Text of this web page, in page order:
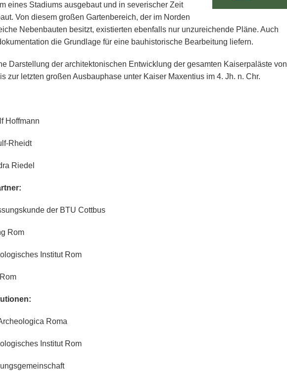
eines Stadiums ausgebaut und in severischer Zeit
Von diesem großen Gartenbereich, der im Norden
Nebenbauten besitzt, existierten ebenfalls nur unzureichende Pläne. Auch
die Grundlage für eine bauhistorische Bearbeitung liefern.
Darstellung der architektonischen Entwicklung der gesamten Kaiserpaläste von
zur letzten großen Ausbauphase unter Kaiser Maxentius im 4. Jh. n. Chr.
Hoffmann
Rheidt
Riedel
der BTU Cottbus
Rom
Institut Rom
Roma
Institut Rom